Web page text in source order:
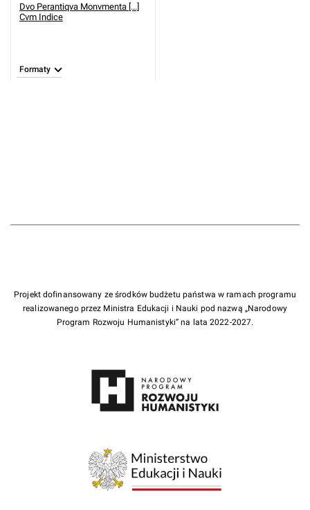
Dvo Perantiqva Monvmenta [...]
Cvm Indice
Formaty
Projekt dofinansowany ze środków budżetu państwa w ramach programu
realizowanego przez Ministra Edukacji i Nauki pod nazwą „Narodowy
Program Rozwoju Humanistyki” na lata 2022-2027.